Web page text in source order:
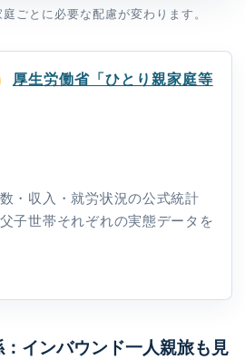
ごとに必要な配慮が変わります。
厚生労働省「ひとり親家庭等
・収入・就労状況の公式統計
子世帯それぞれの実態データを
インバウンド一人親旅も見